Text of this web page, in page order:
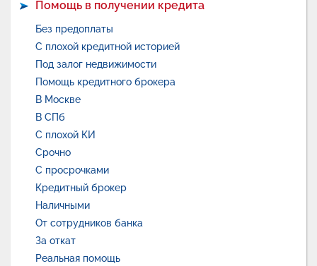
Помощь в получении кредита
Без предоплаты
С плохой кредитной историей
Под залог недвижимости
Помощь кредитного брокера
В Москве
В СПб
С плохой КИ
Срочно
С просрочками
Кредитный брокер
Наличными
От сотрудников банка
За откат
Реальная помощь